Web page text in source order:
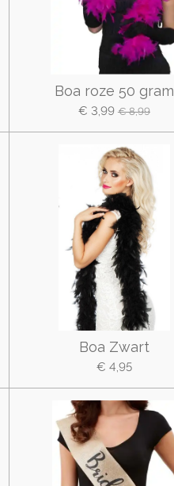
Boa roze 50 gram
€ 3,99 € 8,99
Boa Zwart
€ 4,95